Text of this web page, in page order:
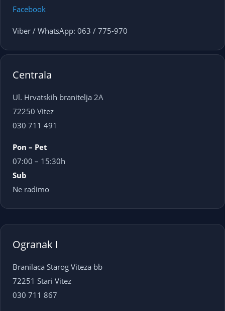
Facebook
Viber / WhatsApp: 063 / 775-970
Centrala
Ul. Hrvatskih branitelja 2A
72250 Vitez
030 711 491
Pon – Pet
07:00 – 15:30h
Sub
Ne radimo
Ogranak I
Branilaca Starog Viteza bb
72251 Stari Vitez
030 711 867